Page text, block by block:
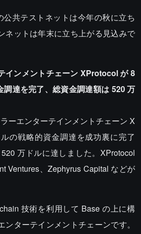
公共テストネットは今年の秋に立ち
ネットは年末に立ち上がる見込みで
インメントチェーン XProtocol が 8
調達を完了、総資金調達額は 520 万
ーエンターテインメントチェーン X
の戦略的資金調達を成功裏に完了
万ドルに達しました。XProtocol
Ventures、Zephyrus Capital などが
技術を利用して Base の上に構
ターテインメントチェーンです。